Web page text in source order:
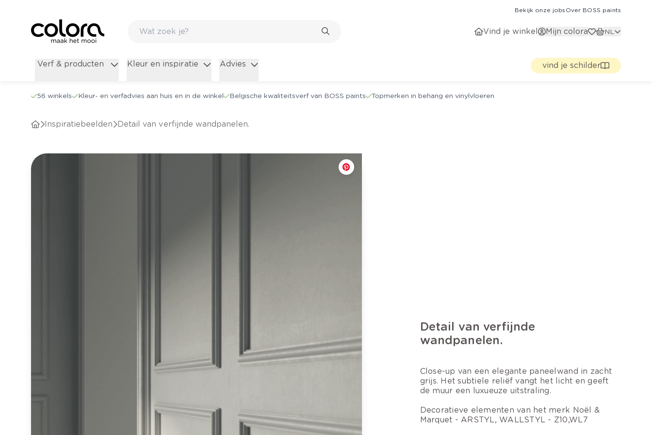
Bekijk onze jobs Over BOSS paints
Vind je winkel Mijn colora NL
Verf & producten Kleur en inspiratie Advies vind je schilder
56 winkels Kleur- en verfadvies aan huis en in de winkel Belgische kwaliteitsverf van BOSS paints Topmerken in behang en vinylvloeren
Inspiratiebeelden Detail van verfijnde wandpanelen.
Detail van verfijnde
wandpanelen.
Close-up van een elegante paneelwand in zacht
grijs. Het subtiele reliëf vangt het licht en geeft
de muur een luxueuze uitstraling.
Decoratieve elementen van het merk Noël &
Marquet - ARSTYL, WALLSTYL - Z10,WL7